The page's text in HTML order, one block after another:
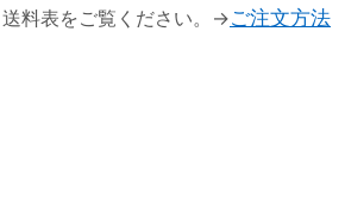
料表をご覧ください。→ご注文方法